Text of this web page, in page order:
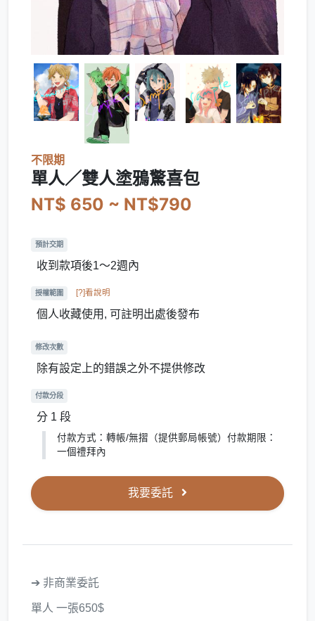
不限期
單人／雙人塗鴉驚喜包
NT$ 650 ~ NT$790
預計交期
收到款項後1～2週內
授權範圍 [?]看說明
個人收藏使用, 可註明出處後發布
修改次數
除有設定上的錯誤之外不提供修改
付款分段
分 1 段
付款方式：轉帳/無摺（提供郵局帳號）付款期限：
一個禮拜內
我要委託
➔ 非商業委託
單人 一張650$